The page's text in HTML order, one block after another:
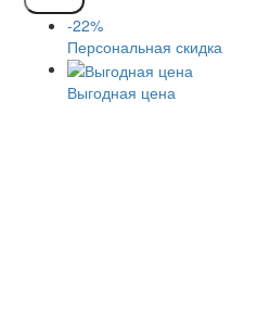
-22%
Персональная скидка
Выгодная цена